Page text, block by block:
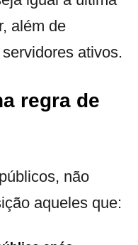
além de
ativos.
regra de
não
aqueles que: